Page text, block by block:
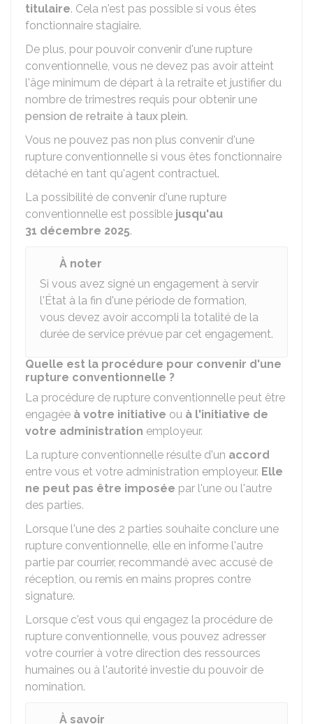
titulaire. Cela n'est pas possible si vous êtes
fonctionnaire stagiaire.
De plus, pour pouvoir convenir d'une rupture
conventionnelle, vous ne devez pas avoir atteint
l'âge minimum de départ à la retraite et justifier du
nombre de trimestres requis pour obtenir une
pension de retraite à taux plein.
Vous ne pouvez pas non plus convenir d'une
rupture conventionnelle si vous êtes fonctionnaire
détaché en tant qu'agent contractuel.
La possibilité de convenir d'une rupture
conventionnelle est possible jusqu'au
31 décembre 2025.
À noter
Si vous avez signé un engagement à servir
l'État à la fin d'une période de formation,
vous devez avoir accompli la totalité de la
durée de service prévue par cet engagement.
Quelle est la procédure pour convenir d'une
rupture conventionnelle ?
La procédure de rupture conventionnelle peut être
engagée à votre initiative ou à l'initiative de
votre administration employeur.
La rupture conventionnelle résulte d'un accord
entre vous et votre administration employeur. Elle
ne peut pas être imposée par l'une ou l'autre
des parties.
Lorsque l'une des 2 parties souhaite conclure une
rupture conventionnelle, elle en informe l'autre
partie par courrier, recommandé avec accusé de
réception, ou remis en mains propres contre
signature.
Lorsque c'est vous qui engagez la procédure de
rupture conventionnelle, vous pouvez adresser
votre courrier à votre direction des ressources
humaines ou à l'autorité investie du pouvoir de
nomination.
À savoir